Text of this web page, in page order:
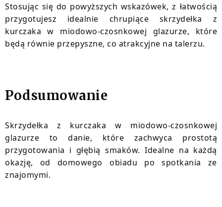
Stosując się do powyższych wskazówek, z łatwością
przygotujesz idealnie chrupiące skrzydełka z
kurczaka w miodowo-czosnkowej glazurze, które
będą równie przepyszne, co atrakcyjne na talerzu.
Podsumowanie
Skrzydełka z kurczaka w miodowo-czosnkowej
glazurze to danie, które zachwyca prostotą
przygotowania i głębią smaków. Idealne na każdą
okazję, od domowego obiadu po spotkania ze
znajomymi.